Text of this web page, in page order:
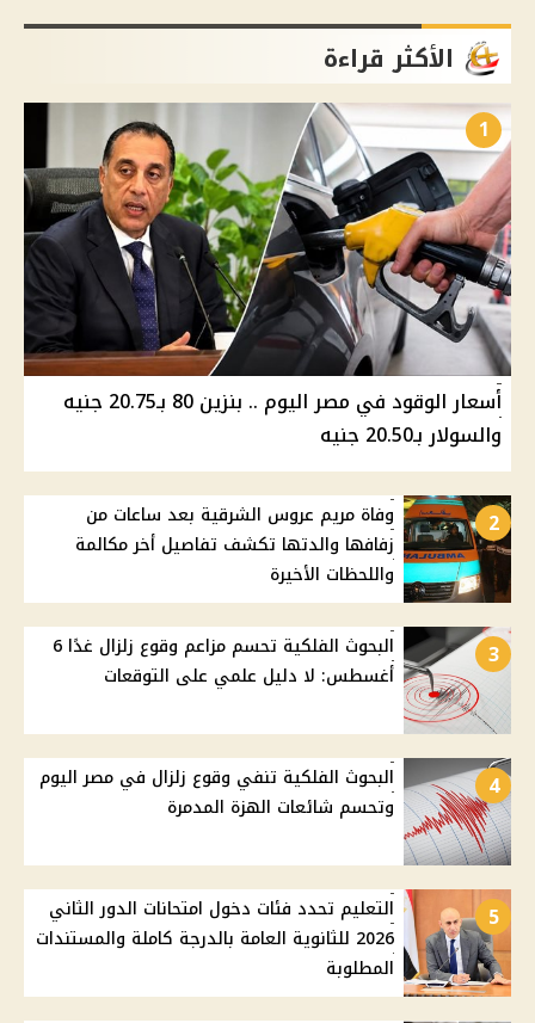
الأكثر قراءة
1
أسعار الوقود في مصر اليوم .. بنزين 80 بـ20.75 جنيه
والسولار بـ20.50 جنيه
2
وفاة مريم عروس الشرقية بعد ساعات من
زفافها والدتها تكشف تفاصيل أخر مكالمة
واللحظات الأخيرة
3
البحوث الفلكية تحسم مزاعم وقوع زلزال غدًا 6
أغسطس: لا دليل علمي على التوقعات
4
البحوث الفلكية تنفي وقوع زلزال في مصر اليوم
وتحسم شائعات الهزة المدمرة
5
التعليم تحدد فئات دخول امتحانات الدور الثاني
2026 للثانوية العامة بالدرجة كاملة والمستندات
المطلوبة